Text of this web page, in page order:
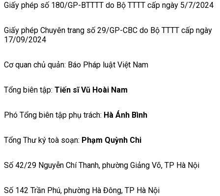
Giấy phép số 180/GP-BTTTT do Bộ TTTT cấp ngày 5/7/2024
Giấy phép Chuyên trang số 29/GP-CBC do Bộ TTTT cấp ngày
17/09/2024
Cơ quan chủ quản: Báo Pháp luật Việt Nam
Tổng biên tập: Tiến sĩ Vũ Hoài Nam
Phó Tổng biên tập phụ trách: Hà Ánh Bình
Tổng Thư ký toà soạn: Phạm Quỳnh Chi
Số 42/29 Nguyễn Chí Thanh, phường Giảng Võ, TP Hà Nội
Số 142 Trần Phú, phường Hà Đông, TP Hà Nội